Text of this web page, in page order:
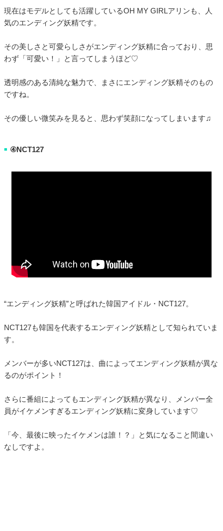
現在はモデルとしても活躍しているOH MY GIRLアリンも、人
気のエンディング妖精です。
その美しさと可愛らしさがエンディング妖精に合っており、思
わず「可愛い！」と言ってしまうほど♡
透明感のある清純な魅力で、まさにエンディング妖精そのもの
ですね。
その優しい微笑みを見ると、思わず笑顔になってしまいます♫
■ ④NCT127
“エンディング妖精”と呼ばれた韓国アイドル・NCT127。
NCT127も韓国を代表するエンディング妖精として知られていま
す。
メンバーが多いNCT127は、曲によってエンディング妖精が異な
るのがポイント！
さらに番組によってもエンディング妖精が異なり、メンバー全
員がイケメンすぎるエンディング妖精に変身しています♡
「今、最後に映ったイケメンは誰！？」と気になること間違い
なしですよ。